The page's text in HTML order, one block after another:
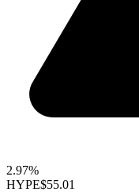
2.97%
HYPE$55.01